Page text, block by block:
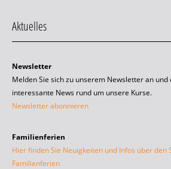
Aktuelles
Newsletter
Melden Sie sich zu unserem Newsletter an
interessante News rund um unsere Kurse.
Newsletter abonnieren
Familienferien
Hier finden Sie Neuigkeiten und Infos über den
Familienferien